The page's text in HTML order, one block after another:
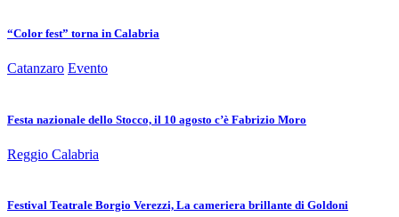
“Color fest” torna in Calabria
Catanzaro Evento
Festa nazionale dello Stocco, il 10 agosto c’è Fabrizio Moro
Reggio Calabria
Festival Teatrale Borgio Verezzi, La cameriera brillante di Goldoni